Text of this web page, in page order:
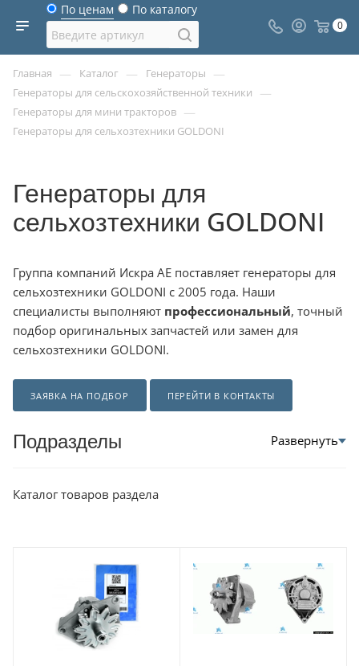
По ценам По каталогу
0
Главная — Каталог — Генераторы —
Генераторы для сельскохозяйственной техники —
Генераторы для мини тракторов —
Генераторы для сельхозтехники GOLDONI
Генераторы для
сельхозтехники GOLDONI
Группа компаний Искра АЕ поставляет генераторы для
сельхозтехники GOLDONI с 2005 года. Наши
специалисты выполняют профессиональный, точный
подбор оригинальных запчастей или замен для
сельхозтехники GOLDONI.
ЗАЯВКА НА ПОДБОР ПЕРЕЙТИ В КОНТАКТЫ
Подразделы
Каталог товаров раздела